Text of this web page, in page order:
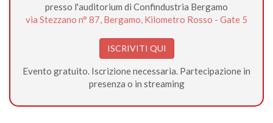
presso l'auditorium di Confindustria Bergamo
via Stezzano n° 87, Bergamo, Kilometro Rosso - Gate 5
ISCRIVITI QUI
Evento gratuito. Iscrizione necessaria. Partecipazione in
presenza o in streaming